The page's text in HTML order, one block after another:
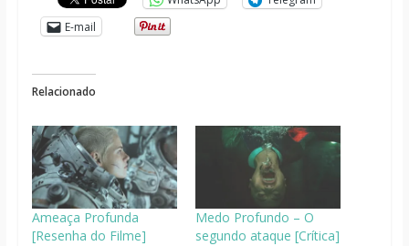
E-mail
Relacionado
Ameaça Profunda
[Resenha do Filme]
Medo Profundo – O
segundo ataque [Crítica]